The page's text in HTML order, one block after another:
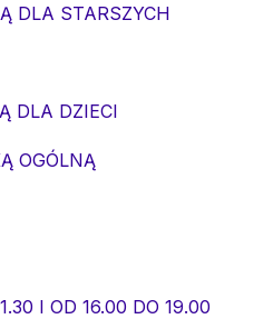
DLA STARSZYCH
DLA DZIECI
OGÓLNĄ
I OD 16.00 DO 19.00